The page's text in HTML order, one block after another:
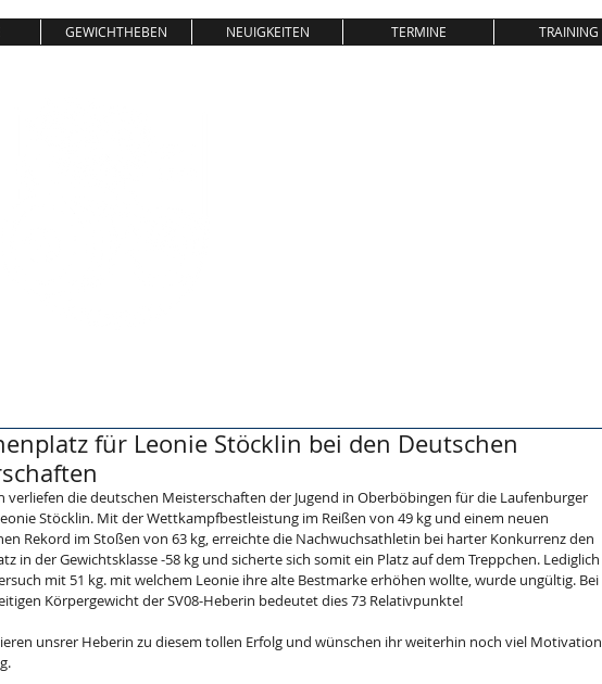
GEWICHTHEBEN NEUIGKEITEN TERMINE TRAINING
für Leonie Stöcklin bei den Deutschen
verliefen die deutschen Meisterschaften der Jugend in Oberböbingen für die Laufenburger
Stöcklin. Mit der Wettkampfbestleistung im Reißen von 49 kg und einem neuen
Rekord im Stoßen von 63 kg, erreichte die Nachwuchsathletin bei harter Konkurrenz den
in der Gewichtsklasse -58 kg und sicherte sich somit ein Platz auf dem Treppchen. Lediglich
mit 51 kg. mit welchem Leonie ihre alte Bestmarke erhöhen wollte, wurde ungültig. Bei
Körpergewicht der SV08-Heberin bedeutet dies 73 Relativpunkte!
unsrer Heberin zu diesem tollen Erfolg und wünschen ihr weiterhin noch viel Motivation